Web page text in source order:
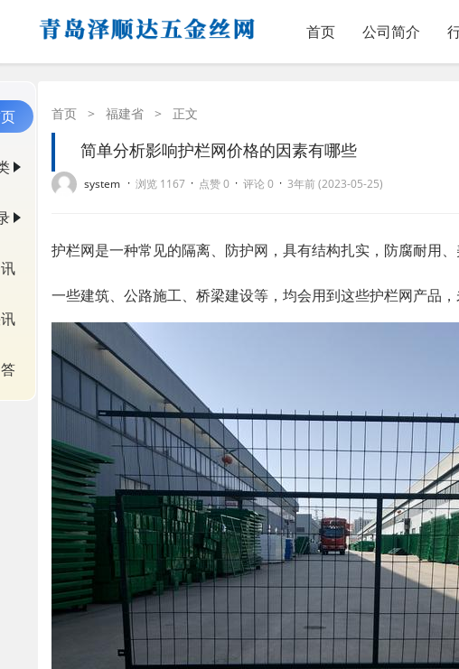
首页 公司简介
首页 > 福建省 > 正文
简单分析影响护栏网价格的因素有哪些
system · 浏览 1167 · 点赞 0 · 评论 0 · 3年前 (2023-05-25)
护栏网是一种常见的隔离、防护网，具有结构扎实，防腐耐用、
一些建筑、公路施工、桥梁建设等，均会用到这些护栏网产品